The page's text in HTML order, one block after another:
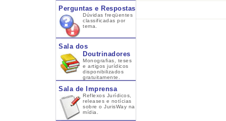
Perguntas e Respostas
Dúvidas freqüentes
classificadas por
tema.
Sala dos
Doutrinadores
Monografias, teses
e artigos jurídicos
disponibilizados
gratuitamente.
Sala de Imprensa
Reflexos Jurídicos,
releases e notícias
sobre o JurisWay na
mídia.